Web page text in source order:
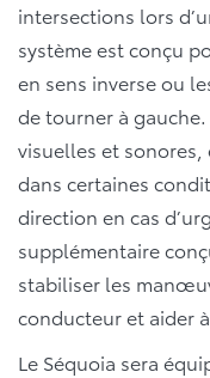
intersections lors
système est conçu
en sens inverse ou
de tourner à
visuelles et
dans certaines
direction en cas
supplémentaire
stabiliser les
conducteur et aider
Le Séquoia sera